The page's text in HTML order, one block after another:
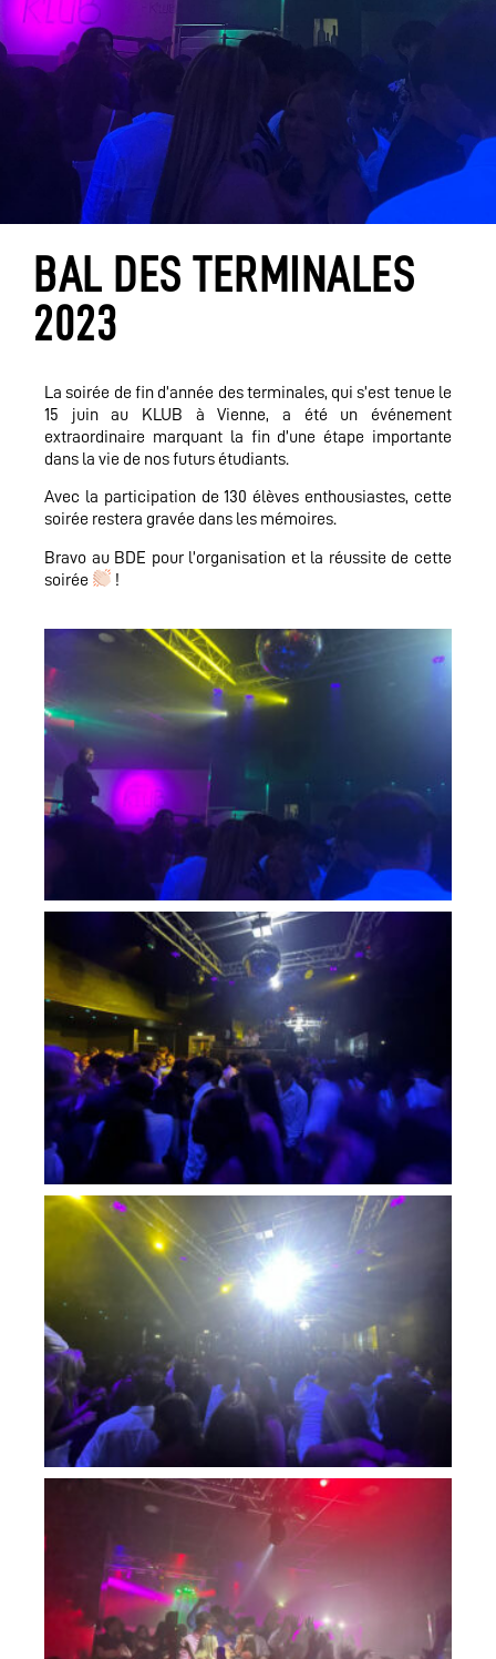
BAL DES TERMINALES
2023
La soirée de fin d’année des terminales, qui s’est tenue le
15 juin au KLUB à Vienne, a été un événement
extraordinaire marquant la fin d’une étape importante
dans la vie de nos futurs étudiants.
Avec la participation de 130 élèves enthousiastes, cette
soirée restera gravée dans les mémoires.
Bravo au BDE pour l’organisation et la réussite de cette
soirée
!